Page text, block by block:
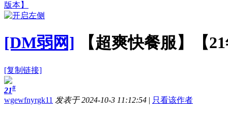
版本】
[DM弱网] 【超爽快餐服】【
[复制链接]
21#
wgewfnyrgk11 发表于 2024-10-3 11:12:54 | 只看该作者